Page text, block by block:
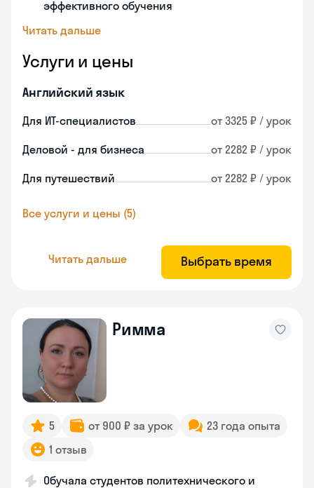
эффективного обучения
Читать дальше
Услуги и цены
Английский язык
Для ИТ-специалистов от 3325 ₽ / урок
Деловой - для бизнеса от 2282 ₽ / урок
Для путешествий от 2282 ₽ / урок
Все услуги и цены (5)
Читать дальше Выбрать время
Римма
5 от 900 ₽ за урок
23 года опыта
1 отзыв
Обучала студентов политехнического и